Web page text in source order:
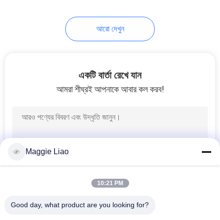
উচ্চ-শ্রেণীর শিল্প প্যাকেজিং
ইন্ডাস্ট্রিয়াল প্যাকেজিং সেল্প
ট্রে সরঞ্জাম
আরো দেখুন
একটি বার্তা রেখে যান
আমরা শীঘ্রই আপনাকে আবার কল করব!
Maggie Liao
10:21 PM
Good day, what product are you looking for?